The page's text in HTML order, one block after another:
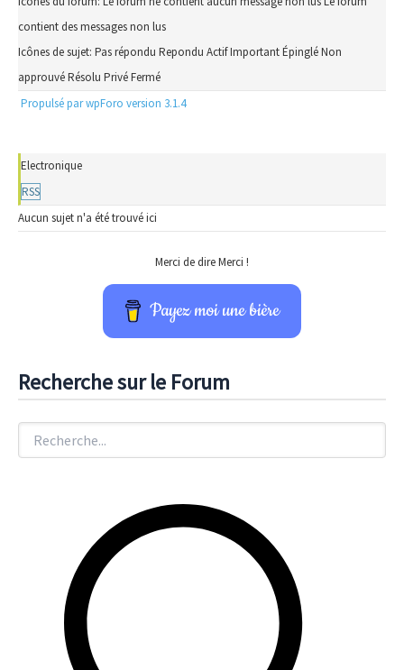
contient des messages non lus
Icônes de sujet: Pas répondu Repondu ActifImportantÉpingléNon
approuvéRésolu PrivéFermé
Propulsé par wpForo version 3.1.4
Electronique
RSS
Aucun sujet n'a été trouvé ici
Merci de dire Merci !
Payez moi une bière
Recherche sur le Forum